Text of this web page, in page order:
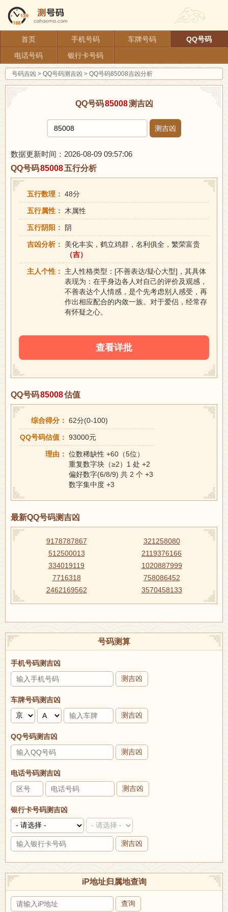
首页 手机号码 车牌号码
QQ号码
电话号码
银行卡号码
号码吉凶 > QQ号码测吉凶 > QQ号码85008吉凶分析
QQ号码85008测吉凶
测吉凶
数据更新时间：2026-08-09 09:57:06
QQ号码85008五行分析
五行数理： 48分
五行属性： 木属性
五行阴阳： 阴
吉凶分析：
美化丰实，鹤立鸡群，名利俱全，繁荣富贵
（吉）
主人个性：
主人性格类型：[不善表达/疑心大型]，其具体
表现为：在乎身边各人对自己的评价及观感，
不善表达个人情感，是个先考虑别人感受，再
作出相应配合的内敛一族。对于爱侣，经常存
有怀疑之心。
查看详批
QQ号码85008估值
综合得分： 62分(0-100)
QQ号码估值： 93000元
理由： 位数稀缺性 +60（5位）
重复数字块（≥2）1 处 +2
偏好数字(6/8/9) 共 2 个 +3
数字集中度 +3
最新QQ号码测吉凶
9178787867
321258080
512500013
2119376166
334019119
1020887999
7716318
758086452
2462169562
3570458133
号码测算
手机号码测吉凶
测吉凶
车牌号码测吉凶
测吉凶
QQ号码测吉凶
测吉凶
电话号码测吉凶
测吉凶
银行卡号码测吉凶
测吉凶
iP地址归属地查询
查询